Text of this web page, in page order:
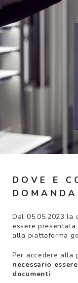
DOVE E
DOMANDA
Dal 05.05.2023 la
essere
alla piattaforma
Per accedere alla
necessario
documenti: